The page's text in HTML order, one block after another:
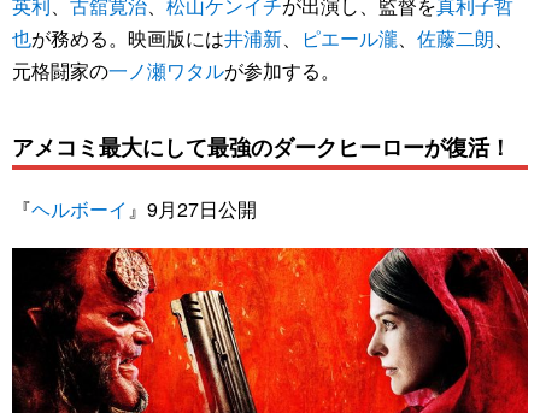
英利、 古舘寛治、 松山ケンイチが出演し、監督を真利子哲
也が務める。映画版には井浦新、 ピエール瀧、 佐藤二朗、
元格闘家の一ノ瀬ワタルが参加する。
アメコミ最大にして最強のダークヒーローが復活！
『ヘルボーイ 』9月27日公開